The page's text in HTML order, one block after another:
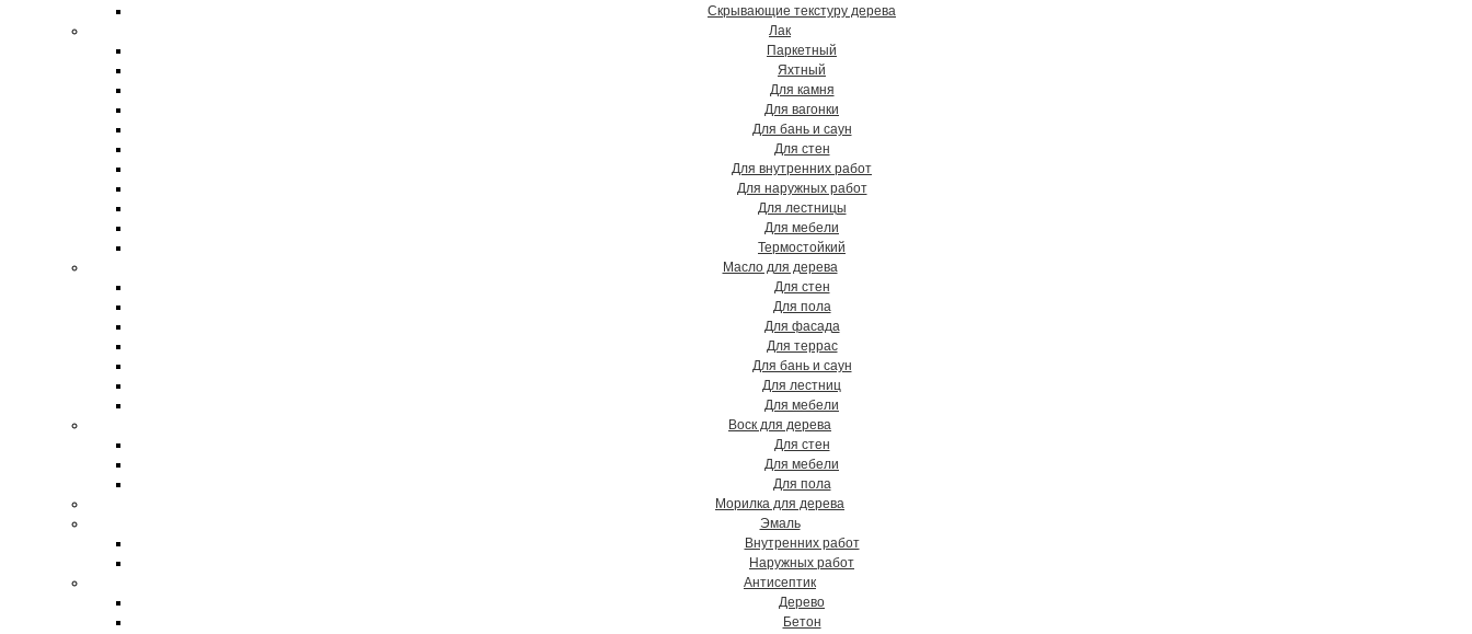
Скрывающие текстуру дерева
Лак
Паркетный
Яхтный
Для камня
Для вагонки
Для бань и саун
Для стен
Для внутренних работ
Для наружных работ
Для лестницы
Для мебели
Термостойкий
Масло для дерева
Для стен
Для пола
Для фасада
Для террас
Для бань и саун
Для лестниц
Для мебели
Воск для дерева
Для стен
Для мебели
Для пола
Морилка для дерева
Эмаль
Внутренних работ
Наружных работ
Антисептик
Дерево
Бетон